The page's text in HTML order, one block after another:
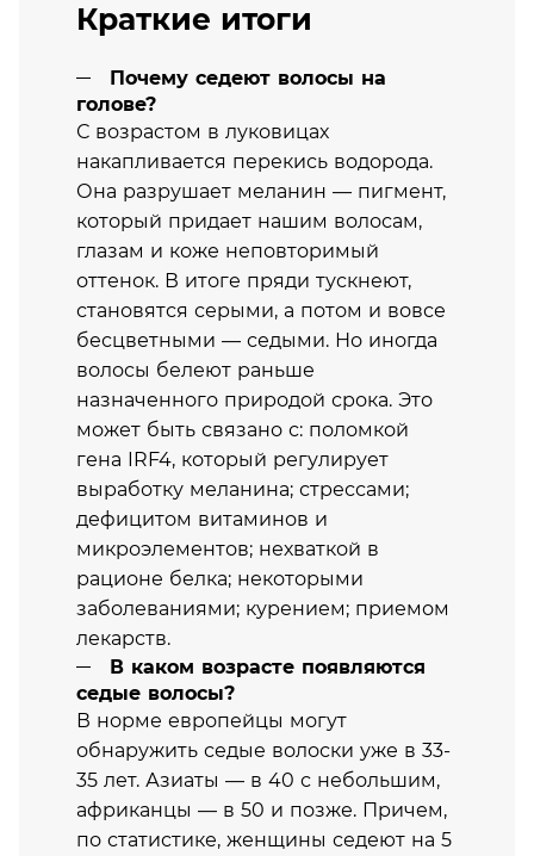
Краткие итоги
Почему седеют волосы на
голове?
С возрастом в луковицах
накапливается перекись водорода.
Она разрушает меланин — пигмент,
который придает нашим волосам,
глазам и коже неповторимый
оттенок. В итоге пряди тускнеют,
становятся серыми, а потом и вовсе
бесцветными — седыми. Но иногда
волосы белеют раньше
назначенного природой срока. Это
может быть связано с: поломкой
гена IRF4, который регулирует
выработку меланина; стрессами;
дефицитом витаминов и
микроэлементов; нехваткой в
рационе белка; некоторыми
заболеваниями; курением; приемом
лекарств.
В каком возрасте появляются
седые волосы?
В норме европейцы могут
обнаружить седые волоски уже в 33-
35 лет. Азиаты — в 40 с небольшим,
африканцы — в 50 и позже. Причем,
по статистике, женщины седеют на 5